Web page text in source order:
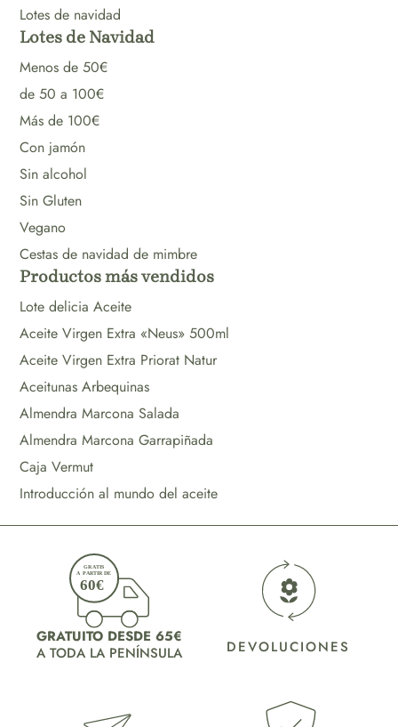
Lotes de navidad
Lotes de Navidad
Menos de 50€
de 50 a 100€
Más de 100€
Con jamón
Sin alcohol
Sin Gluten
Vegano
Cestas de navidad de mimbre
Productos más vendidos
Lote delicia Aceite
Aceite Virgen Extra «Neus» 500ml
Aceite Virgen Extra Priorat Natur
Aceitunas Arbequinas
Almendra Marcona Salada
Almendra Marcona Garrapiñada
Caja Vermut
Introducción al mundo del aceite
GRATUITO DESDE 65€
A TODA LA PENÍNSULA
DEVOLUCIONES